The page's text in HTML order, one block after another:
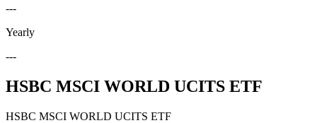
---
Yearly
---
HSBC MSCI WORLD UCITS ETF
HSBC MSCI WORLD UCITS ETF